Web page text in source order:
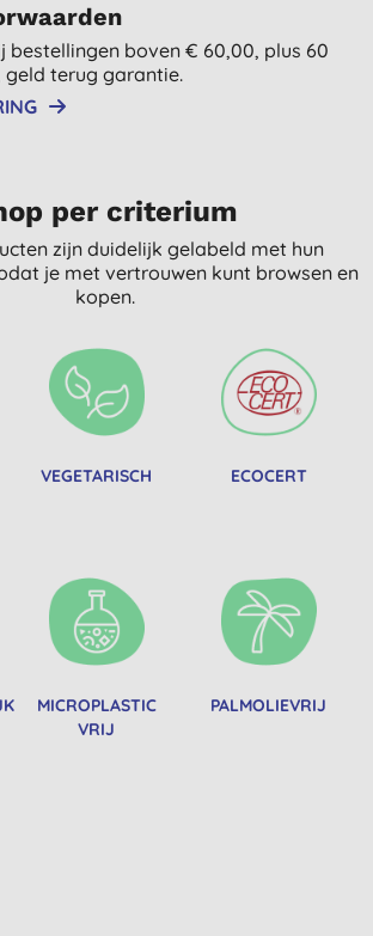
bestellingen boven € 60,00, plus 60
terug garantie.
per criterium
zijn duidelijk gelabeld met hun
je met vertrouwen kunt browsen en
kopen.
VEGETARISCH ECOCERT
MICROPLASTIC
VRIJ
PALMOLIEVRIJ